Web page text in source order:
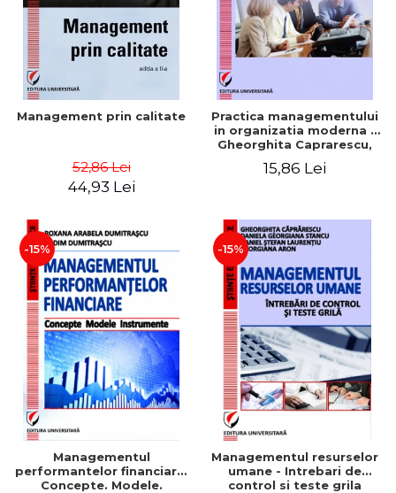
Management prin calitate
52,86 Lei
44,93 Lei
Practica managementului
in organizatia moderna -
Gheorghita Caprarescu,
Georgiana Aron
15,86 Lei
-15%
Managementul
performantelor financiare.
Concepte. Modele.
-15%
Managementul resurselor
umane - Intrebari de
control si teste grila